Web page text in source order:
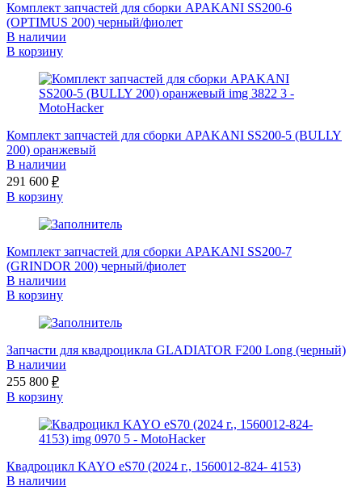
Комплект запчастей для сборки APAKANI SS200-6
(OPTIMUS 200) черный/фиолет
В наличии
В корзину
Комплект запчастей для сборки APAKANI SS200-5 (BULLY
200) оранжевый
В наличии
291 600 ₽
В корзину
Комплект запчастей для сборки APAKANI SS200-7
(GRINDOR 200) черный/фиолет
В наличии
В корзину
Запчасти для квадроцикла GLADIATOR F200 Long (черный)
В наличии
255 800 ₽
В корзину
Квадроцикл KAYO eS70 (2024 г., 1560012-824- 4153)
В наличии